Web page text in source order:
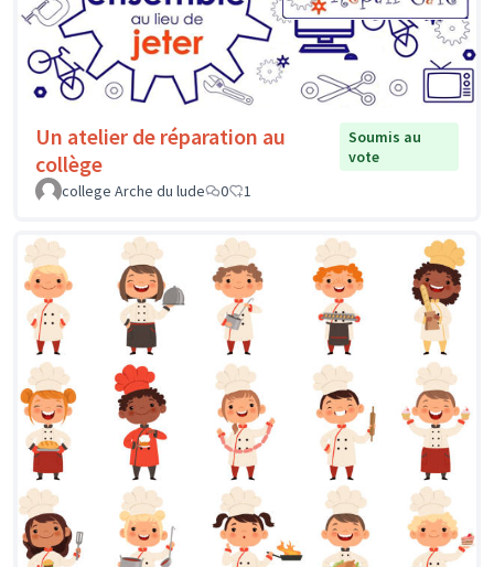
Un atelier de réparation au
collège
Soumis au
vote
college Arche du lude
0 1